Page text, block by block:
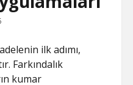
PARASIZ
KASMA
ilk adımı,
Farkındalık
kumar